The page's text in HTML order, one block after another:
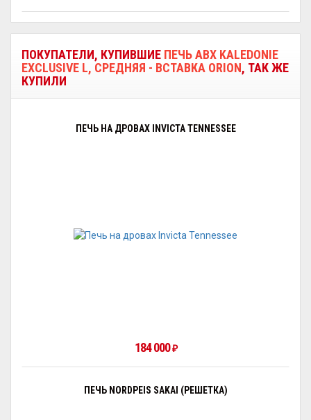
ПОКУПАТЕЛИ, КУПИВШИЕ ПЕЧЬ ABX KALEDONIE
EXCLUSIVE L, СРЕДНЯЯ - ВСТАВКА ORION, ТАК ЖЕ
КУПИЛИ
ПЕЧЬ НА ДРОВАХ INVICTA TENNESSEE
184 000₽
ПЕЧЬ NORDPEIS SAKAI (РЕШЕТКА)